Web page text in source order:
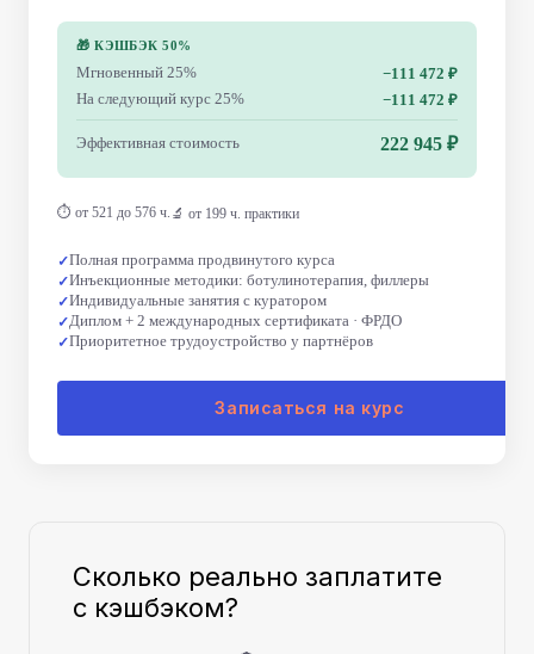
🎁 КЭШБЭК 50%
Мгновенный 25%
−111 472 ₽
На следующий курс 25%
−111 472 ₽
Эффективная стоимость 222 945 ₽
⏱ от 521 до 576 ч. 🔬 от 199 ч. практики
Полная программа продвинутого курса
Инъекционные методики: ботулинотерапия, филлеры
Индивидуальные занятия с куратором
Диплом + 2 международных сертификата · ФРДО
Приоритетное трудоустройство у партнёров
Записаться на курс
Сколько реально заплатите
с кэшбэком?